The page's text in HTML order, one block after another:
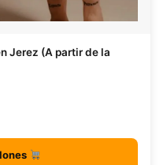
Jerez (A partir de la